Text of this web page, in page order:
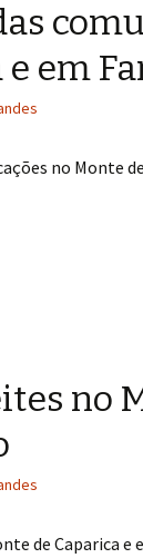
em
no Monte
no
de Caparica e